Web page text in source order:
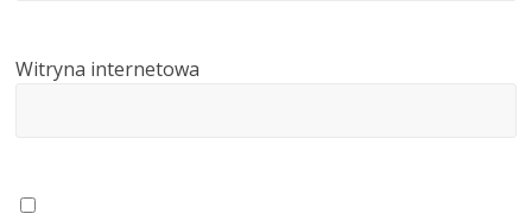
Witryna internetowa